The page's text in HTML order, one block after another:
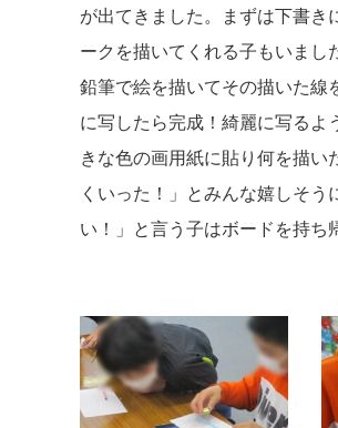
が出てきました。まずは下書き
ークを描いてくれる子もいまし
鉛筆で絵を描いてその描いた線
に写したら完成！綺麗に写るよ
きな色の画用紙に貼り何を描い
くいった！」とみんな嬉しそ
い！」と言う子はボードを持ち